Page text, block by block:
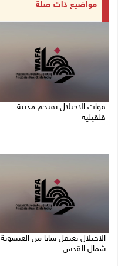
مواضيع ذات صلة
قوات الاحتلال تقتحم مدينة
قلقيلية
الاحتلال يعتقل شابا من العيسوية
شمال القدس